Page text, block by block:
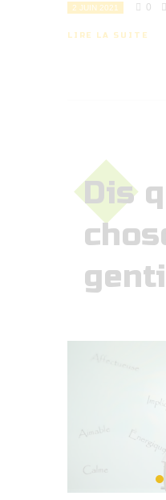
2 JUIN 2021 0
LIRE LA SUITE
Dis